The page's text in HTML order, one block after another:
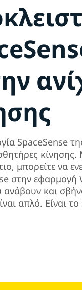
SpaceSense
μπορείτε να
στην εφαρμογή
και
απλό. Είναι